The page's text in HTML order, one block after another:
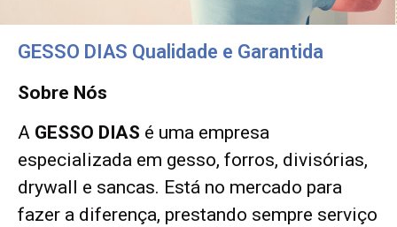
GESSO DIAS Qualidade e Garantida
Sobre Nós
A GESSO DIAS é uma empresa
especializada em gesso, forros, divisórias,
drywall e sancas. Está no mercado para
fazer a diferença, prestando sempre serviço